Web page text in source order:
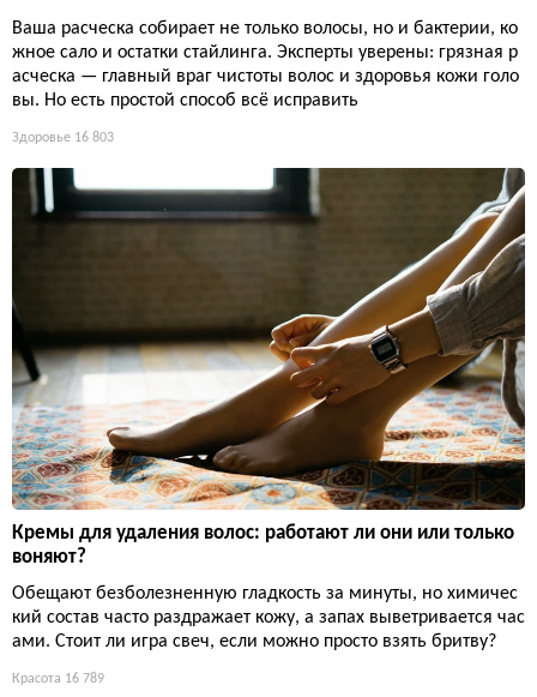
Ваша расческа собирает не только волосы, но и бактерии, ко
жное сало и остатки стайлинга. Эксперты уверены: грязная р
асческа — главный враг чистоты волос и здоровья кожи голо
вы. Но есть простой способ всё исправить
Здоровье 16 803
Кремы для удаления волос: работают ли они или только
воняют?
Обещают безболезненную гладкость за минуты, но химичес
кий состав часто раздражает кожу, а запах выветривается час
ами. Стоит ли игра свеч, если можно просто взять бритву?
Красота 16 789